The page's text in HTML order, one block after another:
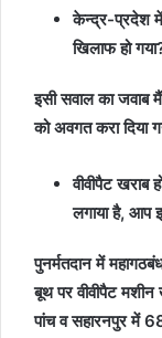
केन्द्र-प्रदेश में
खिलाफ हो
इसी सवाल का जवाब मैं
को अवगत करा दिया
वीवीपैट खराब
लगाया है, आप
पुनर्मतदान में
बूथ पर वीवीपैट मशीन
पांच व सहारनपुर में